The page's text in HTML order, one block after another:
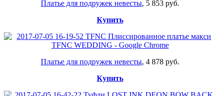
Платье для подружек невесты, 5 853 руб.
Купить
Платье для подружек невесты, 4 878 руб.
Купить